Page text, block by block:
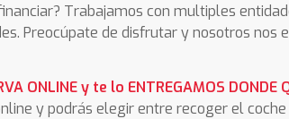
Trabajamos con multiples
Preocúpate de disfrutar y nosotros nos
ONLINE y te lo ENTREGAMOS DONDE
y podrás elegir entre recoger el